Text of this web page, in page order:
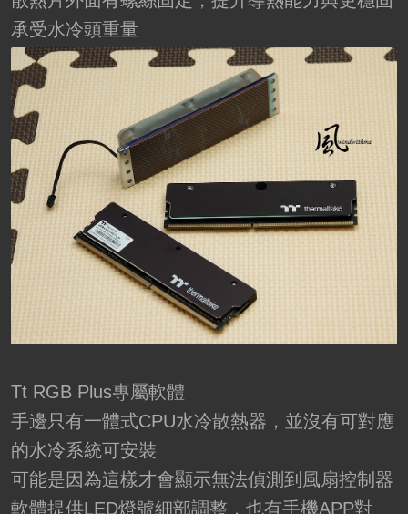
承受水冷頭重量
Tt RGB Plus專屬軟體
手邊只有一體式CPU水冷散熱器，並沒有可對應
的水冷系統可安裝
可能是因為這樣才會顯示無法偵測到風扇控制器
軟體提供LED燈號細部調整，也有手機APP對